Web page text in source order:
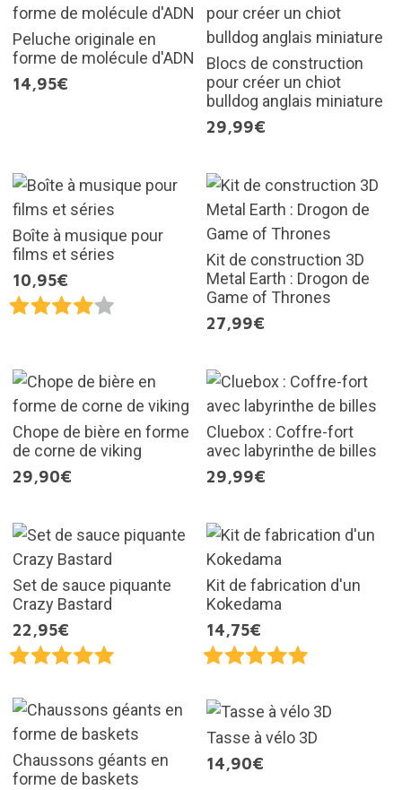
Peluche originale en
forme de molécule d'ADN
14,95€
Blocs de construction
pour créer un chiot
bulldog anglais miniature
29,99€
Boîte à musique pour
films et séries
10,95€
Kit de construction 3D
Metal Earth : Drogon de
Game of Thrones
27,99€
Chope de bière en forme
de corne de viking
29,90€
Cluebox : Coffre-fort
avec labyrinthe de billes
29,99€
Set de sauce piquante
Crazy Bastard
22,95€
Kit de fabrication d'un
Kokedama
14,75€
Chaussons géants en
forme de baskets
Tasse à vélo 3D
14,90€